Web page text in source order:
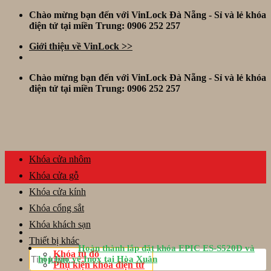
Skip
Chào mừng bạn đến với VinLock Đà Nẵng - Sỉ và lẻ khóa
điện tử tại miền Trung: 0906 252 257
Giới thiệu về VinLock >>
Chào mừng bạn đến với VinLock Đà Nẵng - Sỉ và lẻ khóa
điện tử tại miền Trung: 0906 252 257
Tìm
kiếm:
Khóa cửa nhôm
Khóa cửa gỗ
Khóa cửa kính
Khóa cổng sắt
Khóa khách sạn
Thiết bị khác
Khóa tủ đồ
Phụ kiện khóa điện tử
Hoàn thành lắp đặt khóa EPIC ES-S520D và
hộp bảo vệ Inox tại Hòa Xuân